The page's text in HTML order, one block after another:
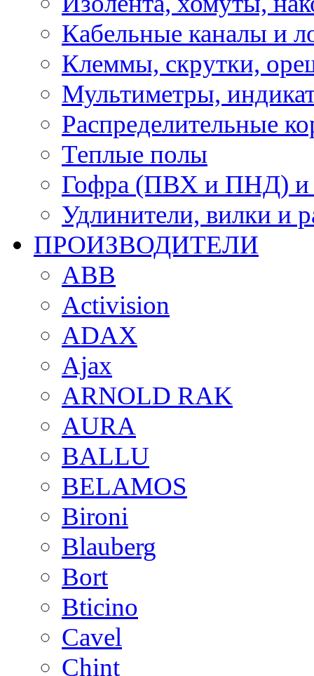
Кабельные каналы и
Клеммы, скрутки,
Мультиметры,
Распределительные
Теплые полы
Гофра (ПВХ и ПНД) и
Удлинители, вилки и
ПРОИЗВОДИТЕЛИ
ABB
Activision
ADAX
Ajax
ARNOLD RAK
AURA
BALLU
BELAMOS
Bironi
Blauberg
Bort
Bticino
Cavel
Chint